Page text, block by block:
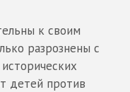
к своим
разрознены с
детей против